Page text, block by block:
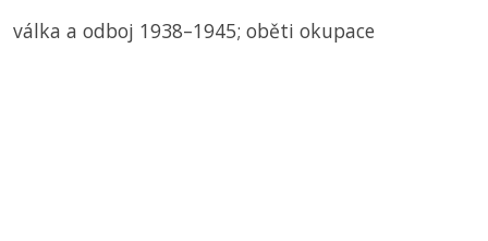
válka a odboj 1938–1945; oběti okupace